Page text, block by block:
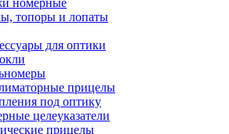
номерные
топоры и лопаты
для оптики
прицелы
под оптику
целеуказатели
прицелы